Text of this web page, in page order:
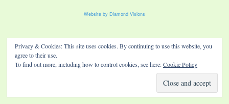
Website by Diamond Visions
Privacy & Cookies: This site uses cookies. By continuing to use this website, you
agree to their use.
To find out more, including how to control cookies, see here:Cookie Policy